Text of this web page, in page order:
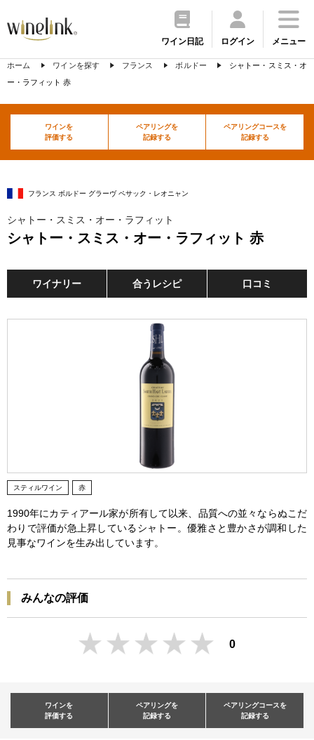
ワイン日記 ログイン メニュー
ホーム ワインを探す フランス ボルドー
シャトー・スミス・オ
ー・ラフィット 赤
ワインを
評価する
ペアリングを
記録する
ペアリングコースを
記録する
フランス ボルドー グラーヴ ペサック・レオニャン
シャトー・スミス・オー・ラフィット
シャトー・スミス・オー・ラフィット 赤
ワイナリー 合うレシピ 口コミ
スティルワイン 赤
1990年にカティアール家が所有して以来、品質への並々ならぬこだ
わりで評価が急上昇しているシャトー。優雅さと豊かさが調和した
見事なワインを生み出しています。
みんなの評価
0
ワインを
評価する
ペアリングを
記録する
ペアリングコースを
記録する